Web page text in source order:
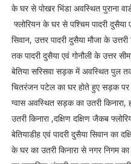
के घर से पोखर भिंडा अवस्थित पुराना
फ्लोरियन के घर से पश्चिम पादरी
सिवान, उत्तर पादरी दुसैया मौजा के
तक पादरी दुसैया एवं गोनौली के उत्तर
बेतिया सरिसवा सड़क में अवस्थित पुल तक
चितरंजन पटेल का घर होते हुए सड़क
ग्वास अवस्थित सड़क का उतरी किनारा,
उतरी किनारा ,दक्षिण दक्षिण जैकब
बेतियाडीह एवं पादरी दुसैया सिवान का
के घर का उतरी किनारा से नगर निगम